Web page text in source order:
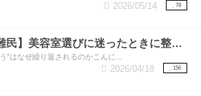
78
2026/05/14
【美容室難民】美容室選びに迷ったときに整理したいこと。
”はなぜ繰り返されるのかこんに...
156
2026/04/18